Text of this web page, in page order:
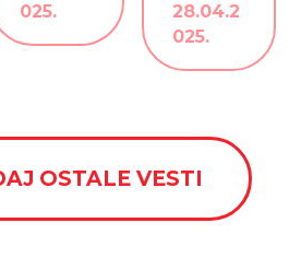
025.
28.04.2
025.
OSTALE VESTI